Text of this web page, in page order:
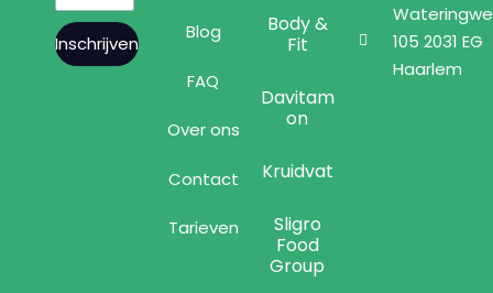
Inschrijven
Blog
FAQ
Over ons
Contact
Tarieven
Body &
Fit
Davitam
on
Kruidvat
Sligro
Food
Group
105 2031 EG
Haarlem